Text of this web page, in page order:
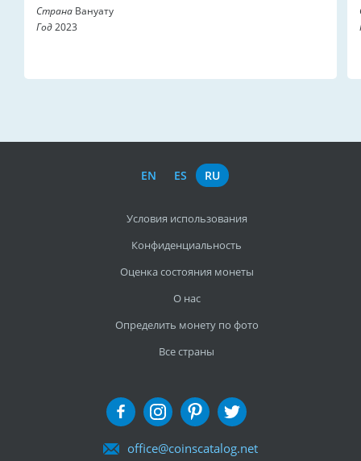
Страна Вануату
Год2023
EN ES RU
Условия использования
Конфиденциальность
Оценка состояния монеты
О нас
Определить монету по фото
Все страны
office@coinscatalog.net